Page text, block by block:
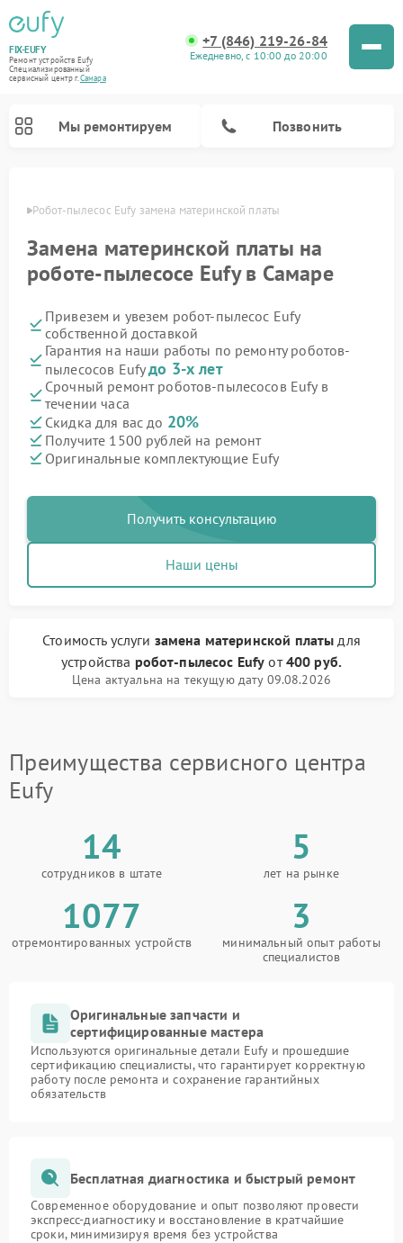
FIX-EUFY
Ремонт устройств Eufy
Специализированный
cервисный центр г.Самара
+7 (846) 219-26-84
Ежедневно, с 10:00 до 20:00
Мы ремонтируем Позвонить
Робот-пылесос Eufy замена материнской платы
Замена материнской платы на
роботе-пылесосе Eufy в Самаре
Привезем и увезем робот-пылесос Eufy
собственной доставкой
Гарантия на наши работы по ремонту роботов-
пылесосов Eufyдо 3-х лет
Срочный ремонт роботов-пылесосов Eufy в
течении часа
Скидка для вас до 20%
Получите 1500 рублей на ремонт
Оригинальные комплектующие Eufy
Получить консультацию
Наши цены
Стоимость услуги замена материнской платы для
устройства робот-пылесос Eufy от400 руб.
Цена актуальна на текущую дату 09.08.2026
Преимущества сервисного центра
Eufy
14
сотрудников в штате
5
лет на рынке
1077
отремонтированных устройств
3
минимальный опыт работы
специалистов
Оригинальные запчасти и
сертифицированные мастера
Используются оригинальные детали Eufy и прошедшие
сертификацию специалисты, что гарантирует корректную
работу после ремонта и сохранение гарантийных
обязательств
Бесплатная диагностика и быстрый ремонт
Современное оборудование и опыт позволяют провести
экспресс-диагностику и восстановление в кратчайшие
сроки, минимизируя время без устройства